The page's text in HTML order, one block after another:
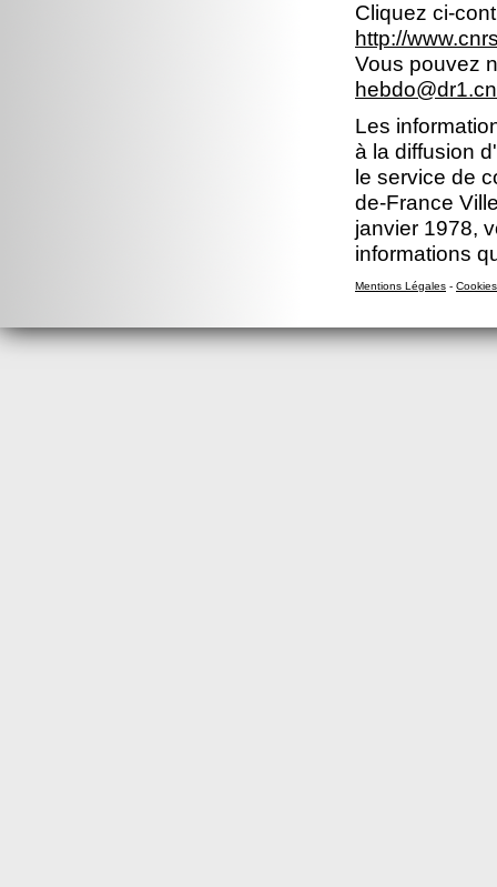
Cliquez ci-
http://
Vous pouvez
Les
à la diffusion
le service de
de-France
janvier 1978,
informations
Mentions Légales - Cookies